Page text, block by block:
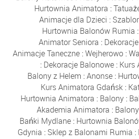
Hurtownia Animatora :
Animacje dla Dzieci :
Hurtownia Balonów Rumia :
Animator Seniora :
Animacje Taneczne :Wejherowo :
: Dekoracje Balonowe : Kurs
Balony z Helem :Anonse :
Kurs Animatora Gdańsk :
Hurtownia Animatora : Balony:
Akademia Animatora :
Bańki Mydlane : Hurtownia
Gdynia : Sklep z Balonami Rumia :